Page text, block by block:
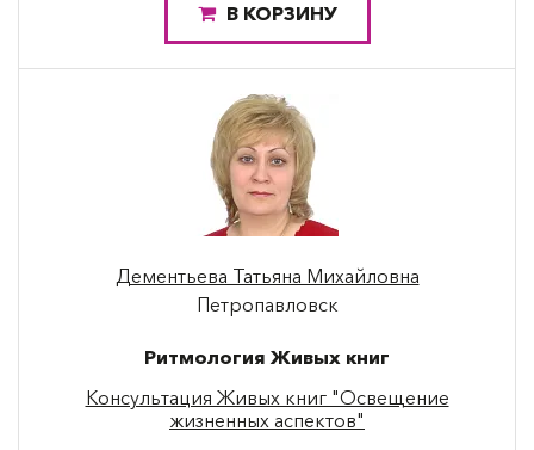
В КОРЗИНУ
Дементьева Татьяна Михайловна
Петропавловск
Ритмология Живых книг
Консультация Живых книг "Освещение
жизненных аспектов"